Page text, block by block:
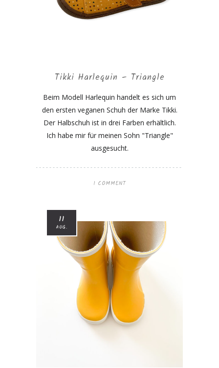
Tikki Harlequin – Triangle
Beim Modell Harlequin handelt es sich um
den ersten veganen Schuh der Marke Tikki.
Der Halbschuh ist in drei Farben erhältlich.
Ich habe mir für meinen Sohn "Triangle"
ausgesucht.
1 COMMENT
11
AUG.